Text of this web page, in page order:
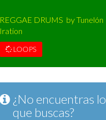
REGGAE DRUMS by Tunelón
Iration
LOOPS
¿No encuentras lo
que buscas?